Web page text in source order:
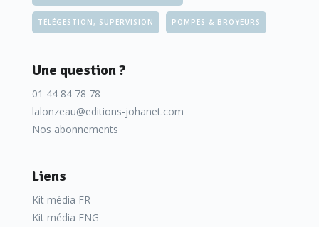
TÉLÉGESTION, SUPERVISION POMPES & BROYEURS
Une question ?
01 44 84 78 78
lalonzeau@editions-johanet.com
Nos abonnements
Liens
Kit média FR
Kit média ENG